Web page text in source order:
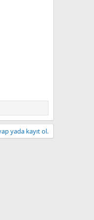
yada kayıt ol.